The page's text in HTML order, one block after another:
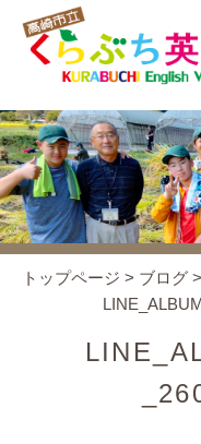
くらぶち英語村とは
コンセプト
トップページ > ブログ>